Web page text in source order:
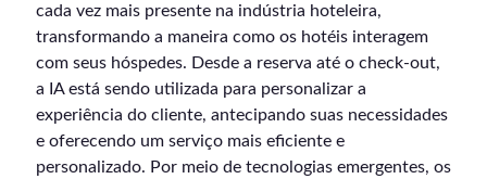
cada vez mais presente na indústria hoteleira,
transformando a maneira como os hotéis interagem
com seus hóspedes. Desde a reserva até o check-out,
a IA está sendo utilizada para personalizar a
experiência do cliente, antecipando suas necessidades
e oferecendo um serviço mais eficiente e
personalizado. Por meio de tecnologias emergentes, os